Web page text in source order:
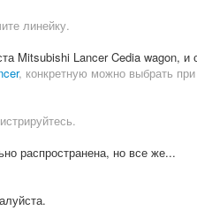
линейку.
Mitsubishi Lancer Cedia wagon,
, конкретную можно выбрать
распространена, но все же...